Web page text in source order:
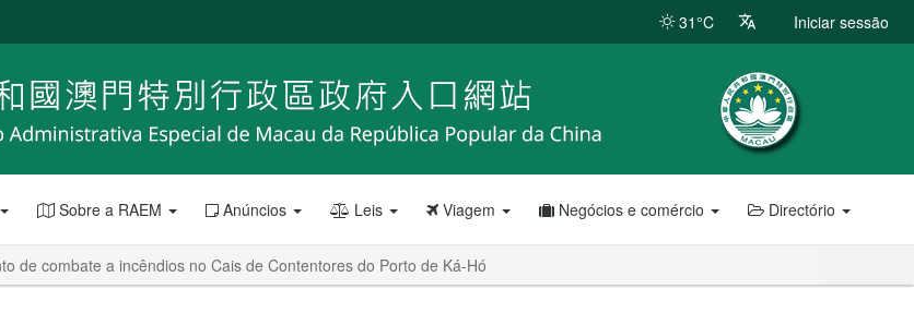
31°C Iniciar sessão
Sobre a RAEM Anúncios Leis Viagem Negócios e comércio Directório
de combate a incêndios no Cais de Contentores do Porto de Ká-Hó